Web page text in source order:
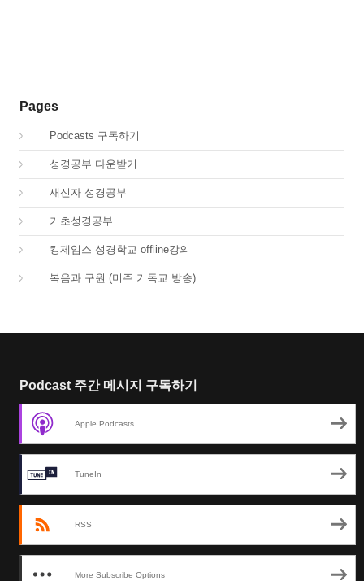
Pages
Podcasts 구독하기
성경공부 다운받기
새신자 성경공부
기초성경공부
킹제임스 성경학교 offline강의
복음과 구원 (미주 기독교 방송)
Podcast 주간 메시지 구독하기
Apple Podcasts
TuneIn
RSS
More Subscribe Options